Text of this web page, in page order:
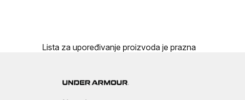
Lista za upoređivanje proizvoda je prazna